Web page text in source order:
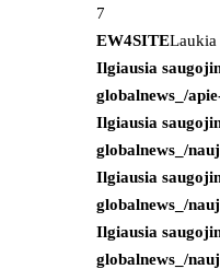
7
EW4SITELaukia
Ilgiausia
globalnews_/
Ilgiausia
globalnews_/
Ilgiausia
globalnews_/
Ilgiausia
globalnews_/